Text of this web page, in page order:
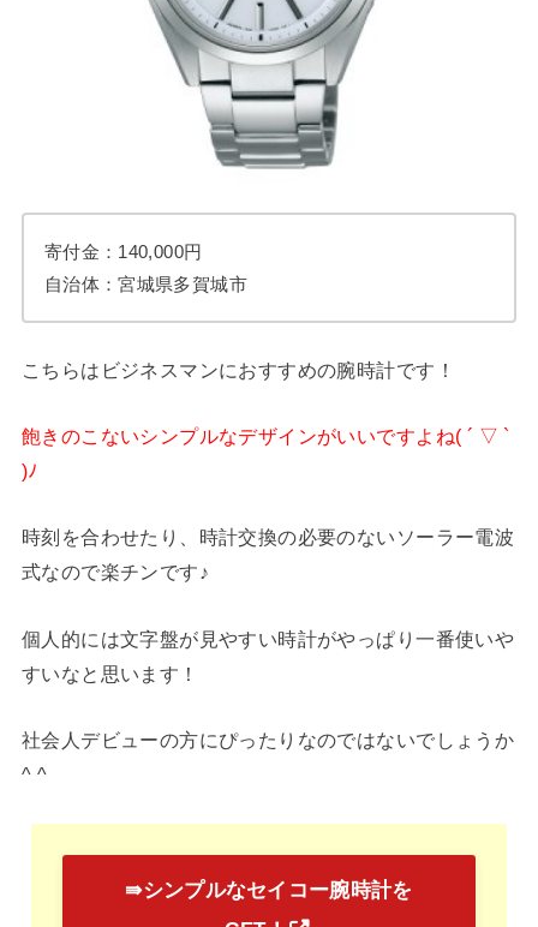
寄付金：140,000円
自治体：宮城県多賀城市
こちらはビジネスマンにおすすめの腕時計です！
飽きのこないシンプルなデザインがいいですよね( ´ ▽ `
)ﾉ
時刻を合わせたり、時計交換の必要のないソーラー電波
式なので楽チンです♪
個人的には文字盤が見やすい時計がやっぱり一番使いや
すいなと思います！
社会人デビューの方にぴったりなのではないでしょうか
^ ^
⇛シンプルなセイコー腕時計を